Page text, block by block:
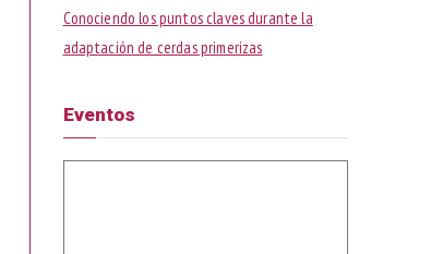
Conociendo los puntos claves durante la
adaptación de cerdas primerizas
Eventos